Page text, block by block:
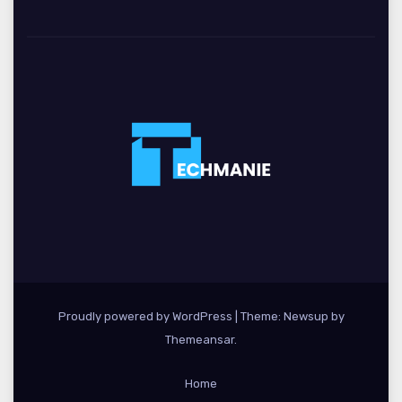
Proudly powered by WordPress
Theme: Newsup by
Themeansar.
Home